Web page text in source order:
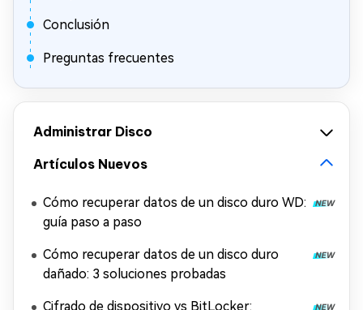
Conclusión
Preguntas frecuentes
Administrar Disco
Artículos Nuevos
Cómo recuperar datos de un disco duro WD:
guía paso a paso
Cómo recuperar datos de un disco duro
dañado: 3 soluciones probadas
Cifrado de dispositivo vs BitLocker: